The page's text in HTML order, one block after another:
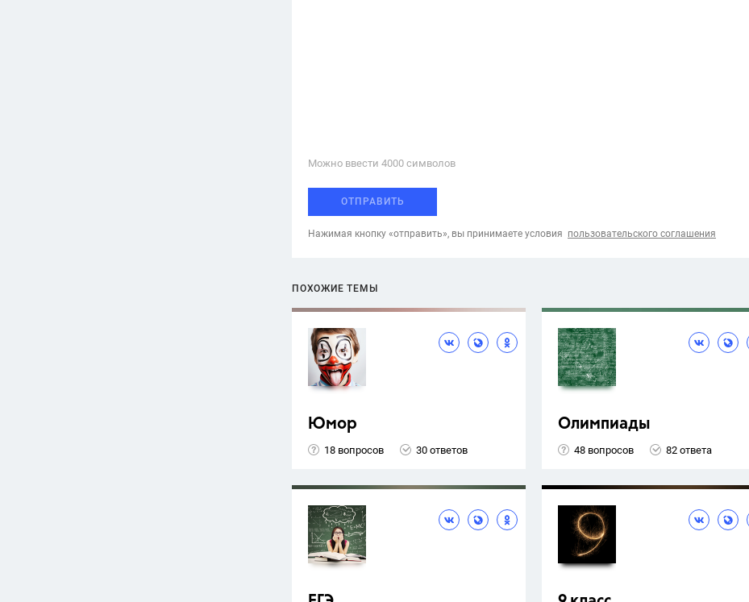
Можно ввести 4000 cимволов
ОТПРАВИТЬ
Нажимая кнопку «отправить», вы принимаете условия пользовательского соглашения
ПОХОЖИЕ ТЕМЫ
Юмор
18 вопросов 30 ответов
Олимпиады
48 вопросов 82 ответа